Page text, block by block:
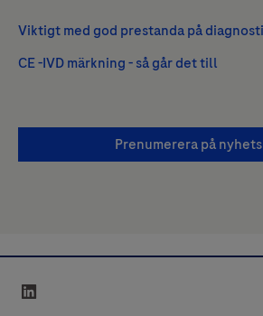
Viktigt med god prestanda på
CE -IVD märkning - så går det till
Prenumerera på